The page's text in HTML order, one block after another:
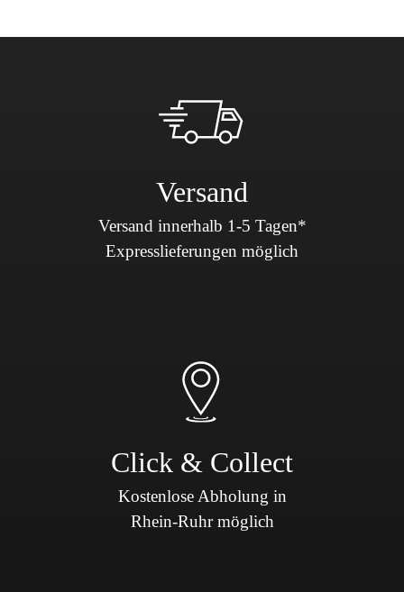
Versand
Versand innerhalb 1-5 Tagen*
Expresslieferungen möglich
Click & Collect
Kostenlose Abholung in
Rhein-Ruhr möglich